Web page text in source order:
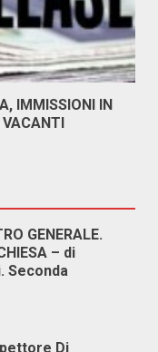
IMMISSIONI IN
VACANTI
GENERALE.
– di
Seconda
Di